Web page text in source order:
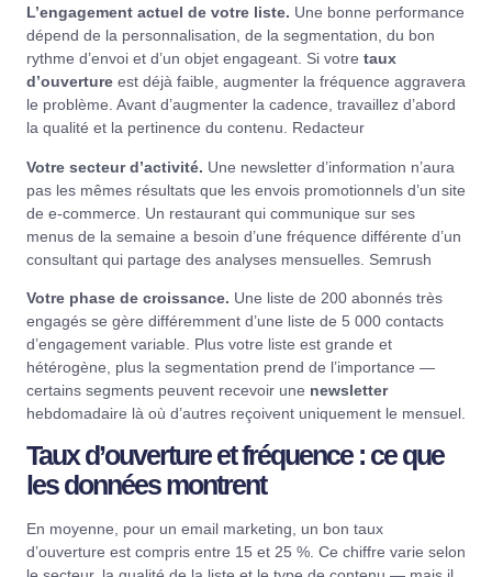
L’engagement actuel de votre liste. Une bonne performance
dépend de la personnalisation, de la segmentation, du bon
rythme d’envoi et d’un objet engageant. Si votre taux
d’ouverture est déjà faible, augmenter la fréquence aggravera
le problème. Avant d’augmenter la cadence, travaillez d’abord
la qualité et la pertinence du contenu. Redacteur
Votre secteur d’activité. Une newsletter d’information n’aura
pas les mêmes résultats que les envois promotionnels d’un site
de e-commerce. Un restaurant qui communique sur ses
menus de la semaine a besoin d’une fréquence différente d’un
consultant qui partage des analyses mensuelles. Semrush
Votre phase de croissance. Une liste de 200 abonnés très
engagés se gère différemment d’une liste de 5 000 contacts
d’engagement variable. Plus votre liste est grande et
hétérogène, plus la segmentation prend de l’importance —
certains segments peuvent recevoir une newsletter
hebdomadaire là où d’autres reçoivent uniquement le mensuel.
Taux d’ouverture et fréquence : ce que
les données montrent
En moyenne, pour un email marketing, un bon taux
d’ouverture est compris entre 15 et 25 %. Ce chiffre varie selon